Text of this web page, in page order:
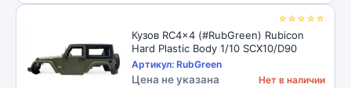
☆☆☆☆☆
Кузов RC4x4 (#RubGreen) Rubicon
Hard Plastic Body 1/10 SCX10/D90
Артикул: RubGreen
Цена не указана Нет в наличии